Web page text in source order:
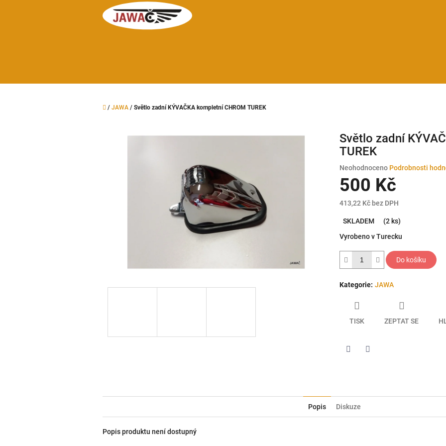
Domů
/ JAWA / Světlo zadní KÝVAČKA kompletní CHROM TUREK
Světlo zadní
TUREK
Průměrné
hodnocení
produktu
0,0
hvězdiček.
Neohodnoceno Podrobnosti
500 Kč
413,22 Kč bez DPH
cena:
SKLADEM
(2 ks)
Vyrobeno v Turecku
Do košíku
Kategorie: JAWA
TISK ZEPTAT SE
Popis Diskuze
Popis produktu není dostupný